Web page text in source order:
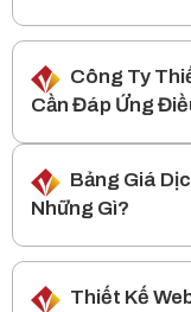
Công Ty
Cần Đáp Ứng
Bảng Giá
Những Gì?
Thiết Kế